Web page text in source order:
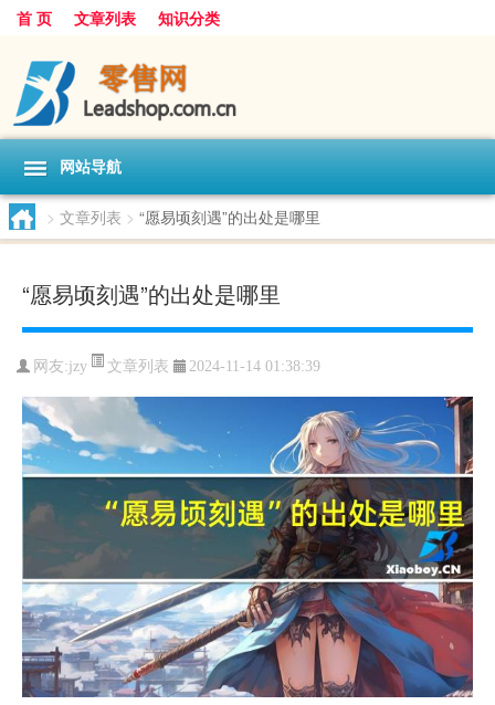
首 页 文章列表 知识分类
网站导航
> 文章列表 > “愿易顷刻遇”的出处是哪里
“愿易顷刻遇”的出处是哪里
网友:jzy 文章列表 2024-11-14 01:38:39